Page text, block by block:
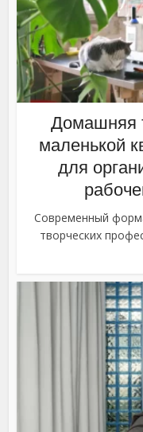
Домашняя
маленькой
для
Современный
творческих